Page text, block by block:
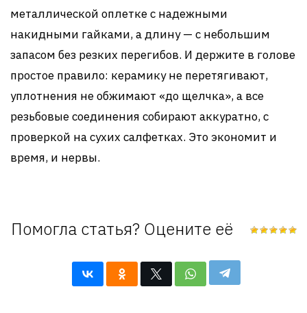
металлической оплетке с надежными
накидными гайками, а длину — с небольшим
запасом без резких перегибов. И держите в голове
простое правило: керамику не перетягивают,
уплотнения не обжимают «до щелчка», а все
резьбовые соединения собирают аккуратно, с
проверкой на сухих салфетках. Это экономит и
время, и нервы.
Помогла статья? Оцените её